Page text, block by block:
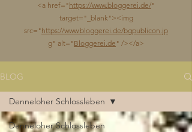
<a href="https://www.bloggerei.de/"
target="_blank"><img
src="https://www.bloggerei.de/bgpublicon.jp
g" alt="Bloggerei.de " /></a>
BLOG
Denneloher Schlossleben
Denneloher Schlossleben